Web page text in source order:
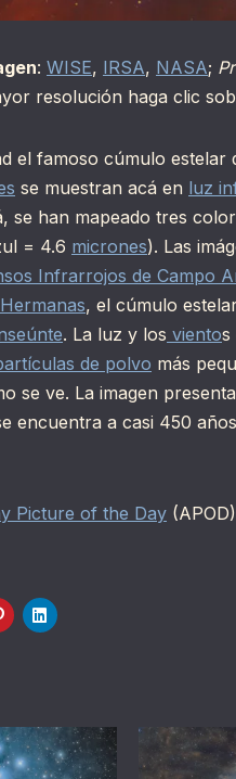
: WISE, IRSA, NASA;
resolución haga clic
el famoso cúmulo
se muestran acá en luz
se han mapeado tres
= 4.6 micrones). Las
Infrarrojos de Campo
, el cúmulo
. La luz y los vientos
de polvo más
se ve. La imagen
encuentra a casi 450
Picture of the Day (APOD)